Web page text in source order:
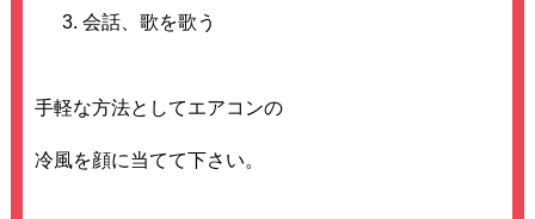
会話、歌を歌う
手軽な方法としてエアコンの
冷風を顔に当てて下さい。